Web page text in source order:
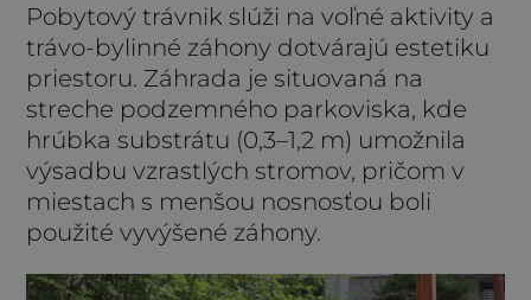
Pobytový trávnik slúži na voľné aktivity a
trávo-bylinné záhony dotvárajú estetiku
priestoru. Záhrada je situovaná na
streche podzemného parkoviska, kde
hrúbka substrátu (0,3–1,2 m) umožnila
výsadbu vzrastlých stromov, pričom v
miestach s menšou nosnosťou boli
použité vyvýšené záhony.